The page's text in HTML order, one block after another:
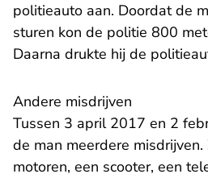
politieauto aan. Doordat de
sturen kon de politie 800
Daarna drukte hij de
Andere misdrijven
Tussen 3 april 2017 en 2
de man meerdere
motoren, een scooter, een